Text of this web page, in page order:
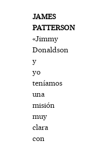
JAMES
PATTERSON
«Jimmy
Donaldson
y
yo
teníamos
una
misión
muy
clara
con